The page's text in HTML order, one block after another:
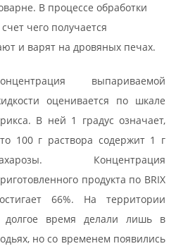
В процессе обработки
чего получается
и варят на дровяных печах.
выпариваемой
оценивается по шкале
В ней 1 градус означает,
100 г раствора содержит 1 г
Концентрация
продукта по BRIX
66%. На территории
долгое время делали лишь в
но со временем появились